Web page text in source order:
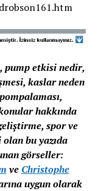
pump etkisi nedir,
kaslar neden
hakkında
spor ve
bu yazıda
görseller:
ve Christophe
uygun olarak